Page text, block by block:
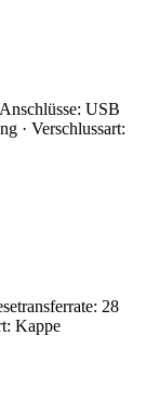
USB
· Verschlussart:
28
Kappe